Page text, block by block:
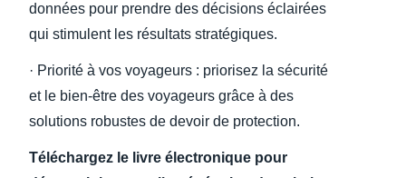
données pour prendre des décisions éclairées
qui stimulent les résultats stratégiques.
· Priorité à vos voyageurs : priorisez la sécurité
et le bien-être des voyageurs grâce à des
solutions robustes de devoir de protection.
Téléchargez le livre électronique pour